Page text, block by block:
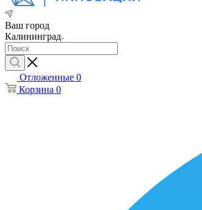
Ваш город
Калининград
Отложенные 0
Корзина 0